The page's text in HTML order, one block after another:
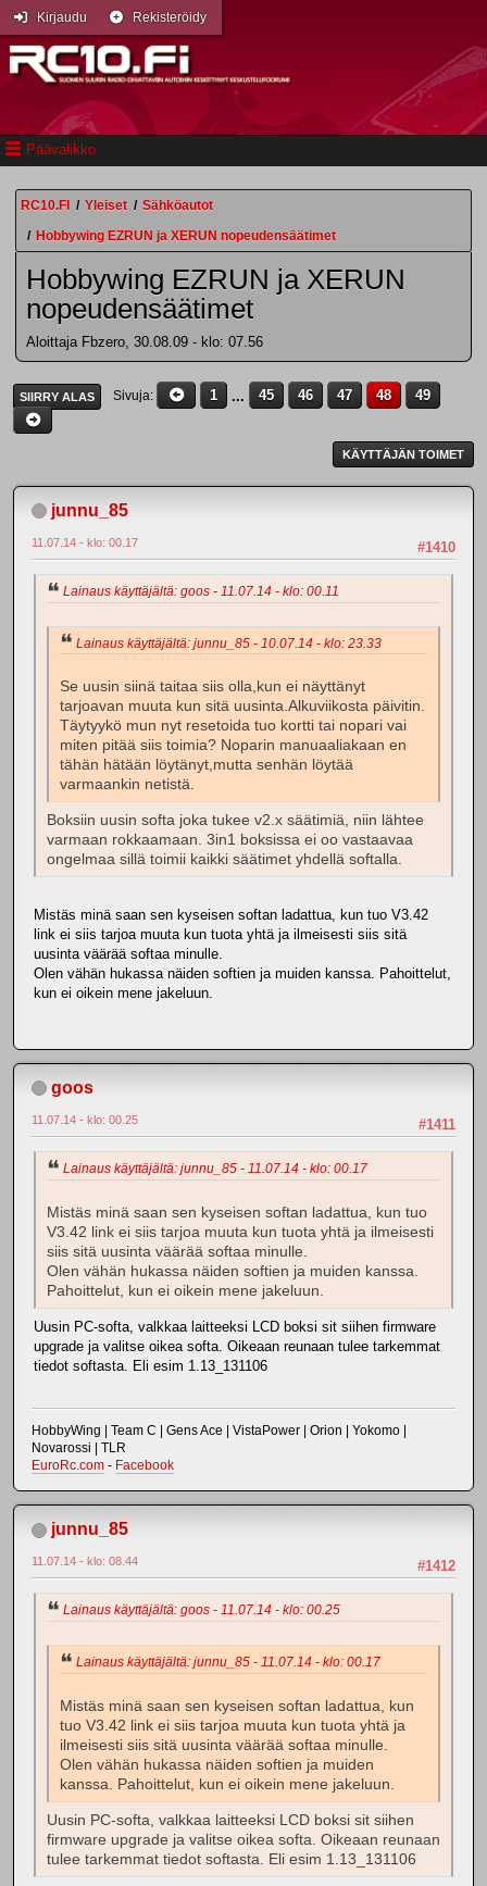
Päävalikko
Kirjaudu Rekisteröidy
RC10.FI / Yleiset / Sähköautot
/ Hobbywing EZRUN ja XERUN nopeudensäätimet
Hobbywing EZRUN ja XERUN
nopeudensäätimet
Aloittaja Fbzero, 30.08.09 - klo: 07.56
SIIRRY ALAS Sivuja 1 ... 45 46 47 48 49
KÄYTTÄJÄN TOIMET
junnu_85
#1410
11.07.14 - klo: 00.17
Lainaus käyttäjältä: goos - 11.07.14 - klo: 00.11
Lainaus käyttäjältä: junnu_85 - 10.07.14 - klo: 23.33
Se uusin siinä taitaa siis olla,kun ei näyttänyt
tarjoavan muuta kun sitä uusinta.Alkuviikosta päivitin.
Täytyykö mun nyt resetoida tuo kortti tai nopari vai
miten pitää siis toimia? Noparin manuaaliakaan en
tähän hätään löytänyt,mutta senhän löytää
varmaankin netistä.
Boksiin uusin softa joka tukee v2.x säätimiä, niin lähtee
varmaan rokkaamaan. 3in1 boksissa ei oo vastaavaa
ongelmaa sillä toimii kaikki säätimet yhdellä softalla.
Mistäs minä saan sen kyseisen softan ladattua, kun tuo V3.42
link ei siis tarjoa muuta kun tuota yhtä ja ilmeisesti siis sitä
uusinta väärää softaa minulle.
Olen vähän hukassa näiden softien ja muiden kanssa. Pahoittelut,
kun ei oikein mene jakeluun.
goos
#1411
11.07.14 - klo: 00.25
Lainaus käyttäjältä: junnu_85 - 11.07.14 - klo: 00.17
Mistäs minä saan sen kyseisen softan ladattua, kun tuo
V3.42 link ei siis tarjoa muuta kun tuota yhtä ja ilmeisesti
siis sitä uusinta väärää softaa minulle.
Olen vähän hukassa näiden softien ja muiden kanssa.
Pahoittelut, kun ei oikein mene jakeluun.
Uusin PC-softa, valkkaa laitteeksi LCD boksi sit siihen firmware
upgrade ja valitse oikea softa. Oikeaan reunaan tulee tarkemmat
tiedot softasta. Eli esim 1.13_131106
HobbyWing | Team C | Gens Ace | VistaPower | Orion | Yokomo |
Novarossi | TLR
EuroRc.com - Facebook
junnu_85
#1412
11.07.14 - klo: 08.44
Lainaus käyttäjältä: goos - 11.07.14 - klo: 00.25
Lainaus käyttäjältä: junnu_85 - 11.07.14 - klo: 00.17
Mistäs minä saan sen kyseisen softan ladattua, kun
tuo V3.42 link ei siis tarjoa muuta kun tuota yhtä ja
ilmeisesti siis sitä uusinta väärää softaa minulle.
Olen vähän hukassa näiden softien ja muiden
kanssa. Pahoittelut, kun ei oikein mene jakeluun.
Uusin PC-softa, valkkaa laitteeksi LCD boksi sit siihen
firmware upgrade ja valitse oikea softa. Oikeaan reunaan
tulee tarkemmat tiedot softasta. Eli esim 1.13_131106